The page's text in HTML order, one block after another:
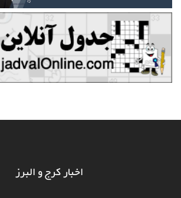
اخبار کرج و البرز